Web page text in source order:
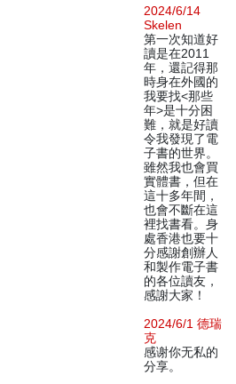
2024/6/14
Skelen
第一次知道好
讀是在2011
年，還記得那
時身在外國的
我要找<那些
年>是十分困
難，就是好讀
令我發現了電
子書的世界。
雖然我也會買
實體書，但在
這十多年間，
也會不斷在這
裡找書看。身
處香港也要十
分感謝創辦人
和製作電子書
的各位讀友，
感謝大家！
2024/6/1 德瑞
克
感谢你无私的
分享。